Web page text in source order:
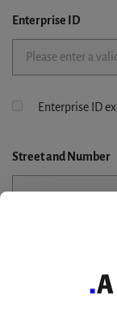
Enterprise ID
Enterprise ID
Streetand Number